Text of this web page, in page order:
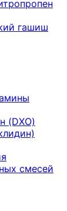
гашиш
(DXO)
смесей